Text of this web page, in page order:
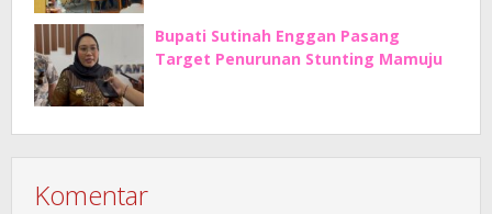
Bupati Sutinah Enggan Pasang
Target Penurunan Stunting Mamuju
Komentar